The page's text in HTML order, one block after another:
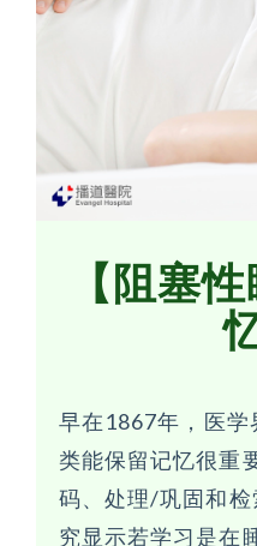
【阻塞
早在1867年，医学
类能保留记忆很重
码、处理/巩固和
究显示若学习是在